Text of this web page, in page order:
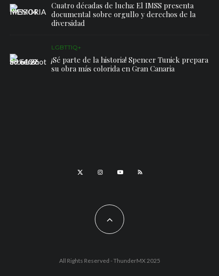
Cuatro décadas de lucha: El IMSS presenta
documental sobre orgullo y derechos de la
diversidad
LGBTTIQ+
¡Sé parte de la historia! Spencer Tunick prepara
su obra más colorida en Gran Canaria
All Rights Reserved - ThunderMX 2025